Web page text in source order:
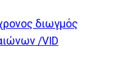
διωγμός
/VID